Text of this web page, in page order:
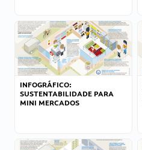
INFOGRÁFICO:
SUSTENTABILIDADE PARA
MINI MERCADOS